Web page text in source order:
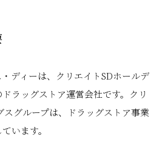
ディーは、クリエイトSDホールデ
ラッグストア運営会社です。クリ
スグループは、ドラッグストア事業
います。